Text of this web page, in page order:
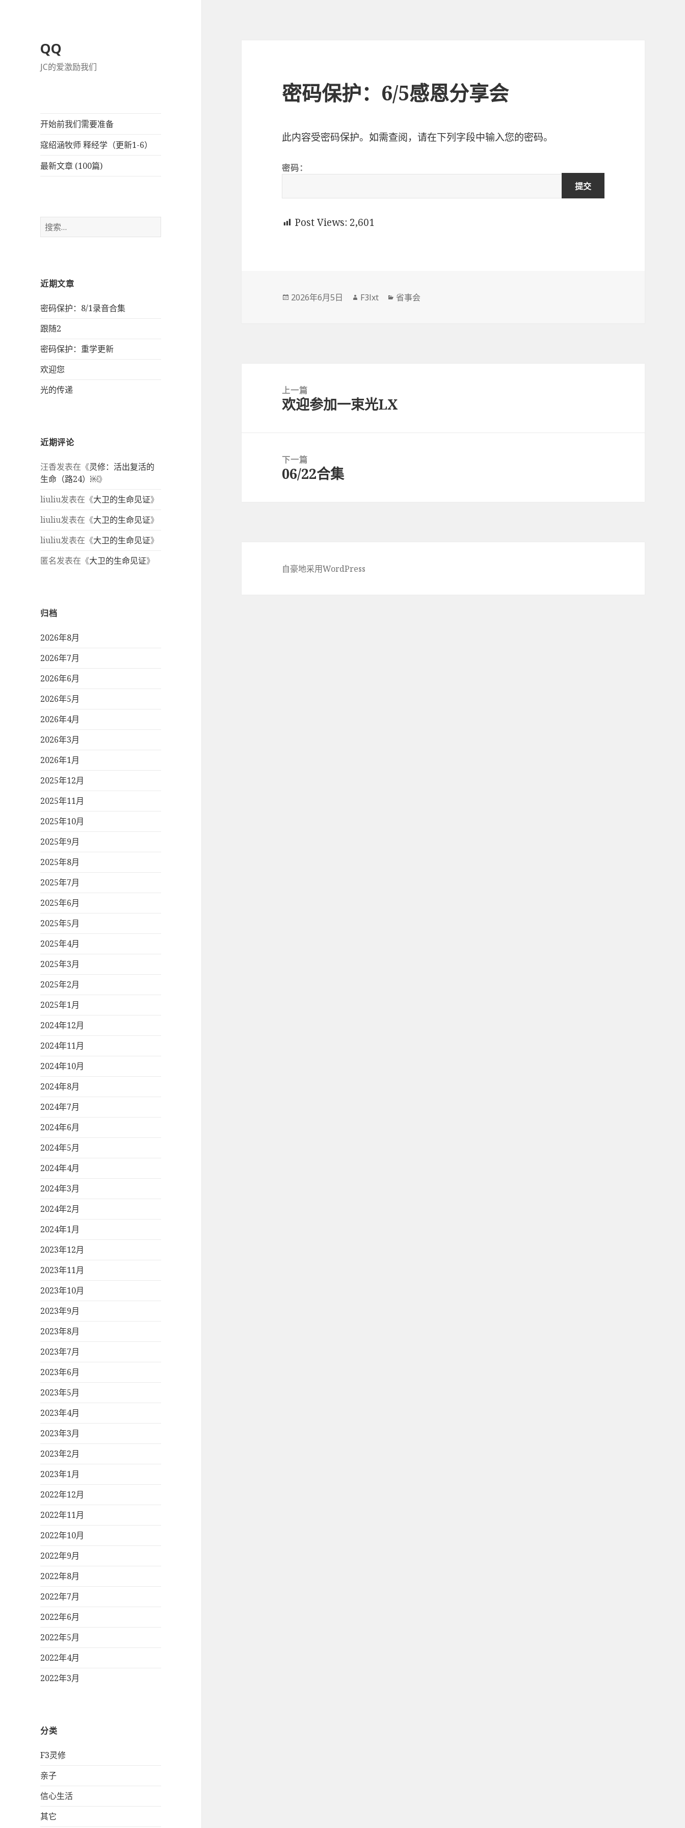
QQ
JC的爱激励我们
开始前我们需要准备
寇绍涵牧师 释经学（更新1-6）
最新文章 (100篇)
搜
索：
近期文章
密码保护：8/1录音合集
跟随2
密码保护：重学更新
欢迎您
光的传递
近期评论
汪香发表在《灵修：活出复活的
生命（路24）￼》
liuliu发表在《大卫的生命见证》
liuliu发表在《大卫的生命见证》
liuliu发表在《大卫的生命见证》
匿名发表在《大卫的生命见证》
归档
2026年8月
2026年7月
2026年6月
2026年5月
2026年4月
2026年3月
2026年1月
2025年12月
2025年11月
2025年10月
2025年9月
2025年8月
2025年7月
2025年6月
2025年5月
2025年4月
2025年3月
2025年2月
2025年1月
2024年12月
2024年11月
2024年10月
2024年8月
2024年7月
2024年6月
2024年5月
2024年4月
2024年3月
2024年2月
2024年1月
2023年12月
2023年11月
2023年10月
2023年9月
2023年8月
2023年7月
2023年6月
2023年5月
2023年4月
2023年3月
2023年2月
2023年1月
2022年12月
2022年11月
2022年10月
2022年9月
2022年8月
2022年7月
2022年6月
2022年5月
2022年4月
2022年3月
分类
F3灵修
亲子
信心生活
其它
密码保护：6/5感恩分享会
此内容受密码保护。如需查阅，请在下列字段中输入您的密码。
密码：
Post Views: 2,601
发
2026年6月5日
作
F3lxt
分
省事会
上一篇
上
欢迎参加一束光LX
下一篇
下
06/22合集
自豪地采用WordPress